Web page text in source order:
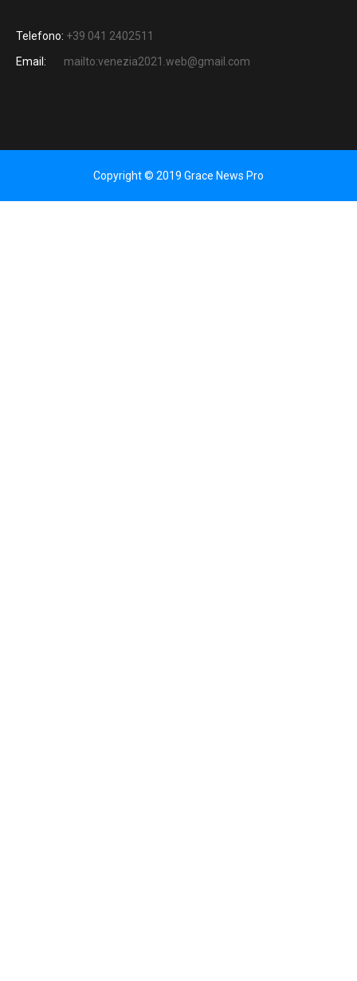
Telefono: +39 041 2402511
Email:
mailto:venezia2021.web@gmail.com
Copyright © 2019 Grace News Pro